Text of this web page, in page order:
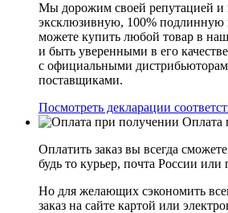
Мы дорожим своей репутацией и
эксклюзивную, 100%
можете купить любой товар в
и быть уверенными в его
с официальными
поставщиками.
Посмотреть декларации
Оплата
Оплатить заказ вы всегда
будь то курьер, почта России или
Но для желающих сэкономить
заказ на сайте картой или